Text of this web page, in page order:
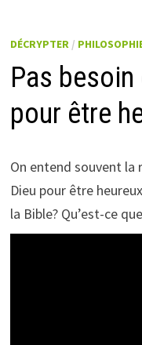
DÉCRYPTER /
Pas besoin
pour être
On entend souvent la
Dieu pour être
la Bible? Qu’est-ce